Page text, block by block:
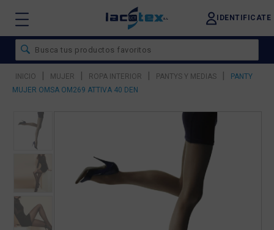
IDENTIFICATE
INICIO | MUJER | ROPA INTERIOR | PANTYS Y MEDIAS |
PANTY
MUJER OMSA OM269 ATTIVA 40 DEN